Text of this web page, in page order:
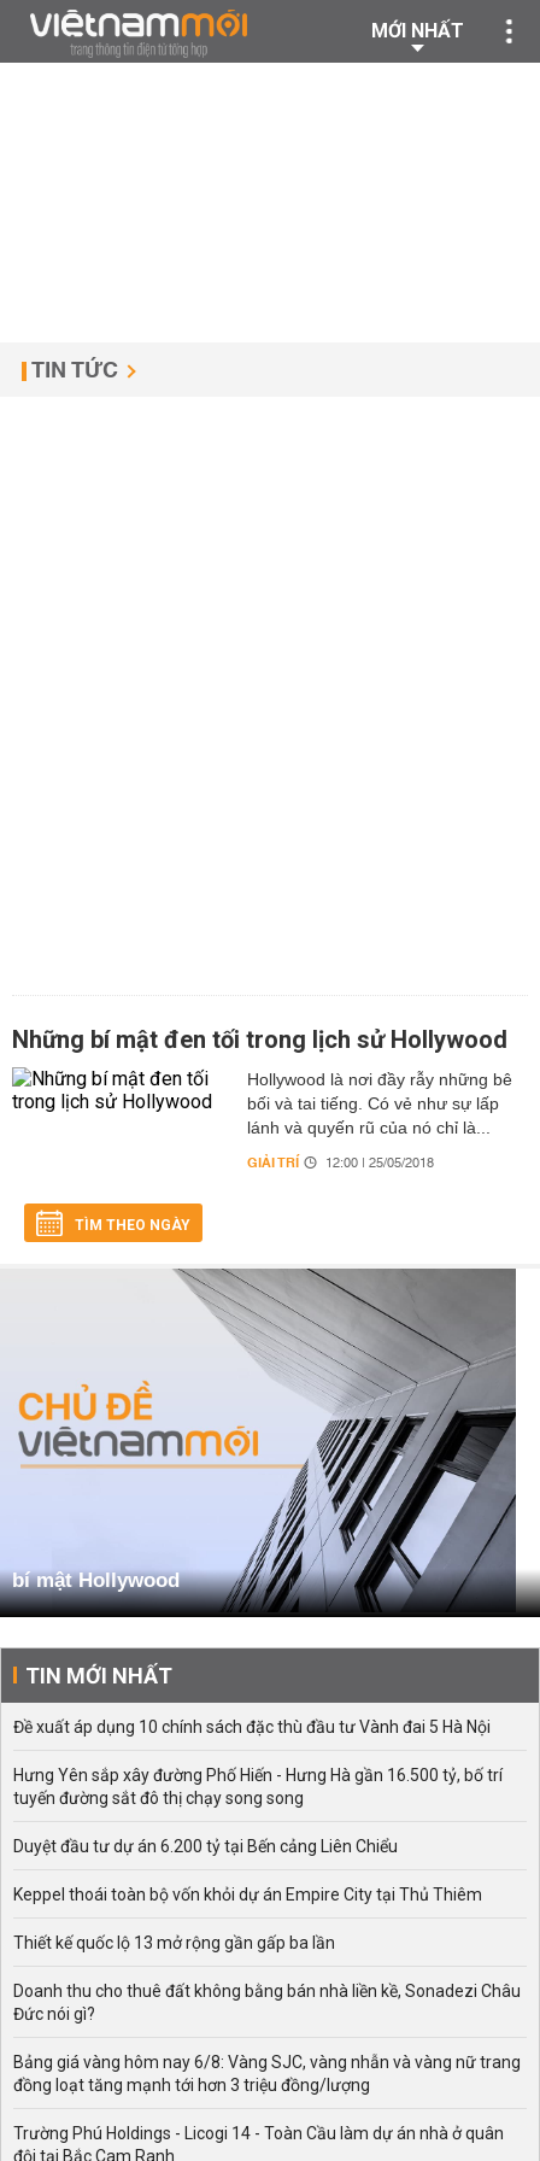
MỚI NHẤT
TIN TỨC
Những bí mật đen tối trong lịch sử Hollywood
Hollywood là nơi đầy rẫy những bê
bối và tai tiếng. Có vẻ như sự lấp
lánh và quyến rũ của nó chỉ là...
GIẢI TRÍ 12:00 | 25/05/2018
TÌM THEO NGÀY
bí mật Hollywood
TIN MỚI NHẤT
Đề xuất áp dụng 10 chính sách đặc thù đầu tư Vành đai 5 Hà Nội
Hưng Yên sắp xây đường Phố Hiến - Hưng Hà gần 16.500 tỷ, bố trí
tuyến đường sắt đô thị chạy song song
Duyệt đầu tư dự án 6.200 tỷ tại Bến cảng Liên Chiểu
Keppel thoái toàn bộ vốn khỏi dự án Empire City tại Thủ Thiêm
Thiết kế quốc lộ 13 mở rộng gần gấp ba lần
Doanh thu cho thuê đất không bằng bán nhà liền kề, Sonadezi Châu
Đức nói gì?
Bảng giá vàng hôm nay 6/8: Vàng SJC, vàng nhẫn và vàng nữ trang
đồng loạt tăng mạnh tới hơn 3 triệu đồng/lượng
Trường Phú Holdings - Licogi 14 - Toàn Cầu làm dự án nhà ở quân
đội tại Bắc Cam Ranh